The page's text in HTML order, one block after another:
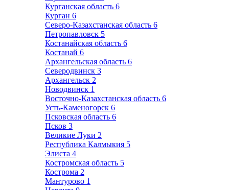
Курганская область 6
Курган 6
Северо-Казахстанская область 6
Петропавловск 5
Костанайская область 6
Костанай 6
Архангельская область 6
Северодвинск 3
Архангельск 2
Новодвинск 1
Восточно-Казахстанская область 6
Усть-Каменогорск 6
Псковская область 6
Псков 3
Великие Луки 2
Республика Калмыкия 5
Элиста 4
Костромская область 5
Кострома 2
Мантурово 1